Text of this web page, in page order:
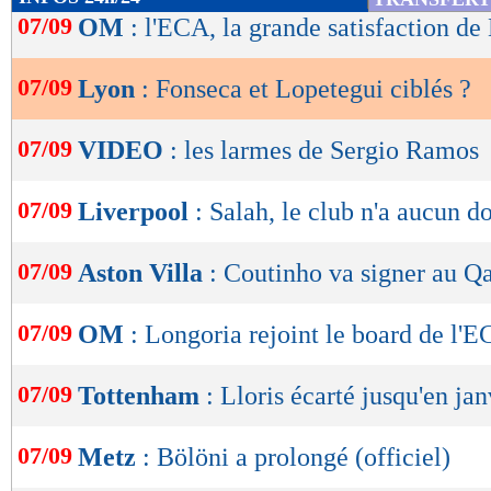
de
OK
07/09 OM : l'ECA, la grande satisfaction de
07/09 Lyon : Fonseca et Lopetegui ciblés ?
07/09 VIDEO : les larmes de Sergio Ramos
07/09 Liverpool : Salah, le club n'a aucun
07/09 Aston Villa : Coutinho va signer au
07/09 OM : Longoria rejoint le board de
07/09 Tottenham : Lloris écarté jusqu'en
07/09 Metz : Bölöni a prolongé (officiel)